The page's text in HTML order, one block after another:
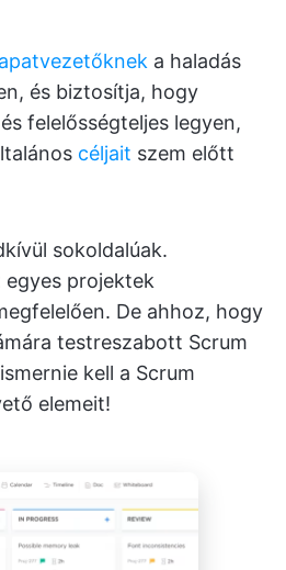
a haladás
és biztosítja, hogy
felelősségteljes legyen,
céljait szem előtt
sokoldalúak.
projektek
De ahhoz, hogy
testreszabott Scrum
kell a Scrum
elemeit!